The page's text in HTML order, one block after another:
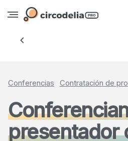
Conferencias Contratación de
presentador